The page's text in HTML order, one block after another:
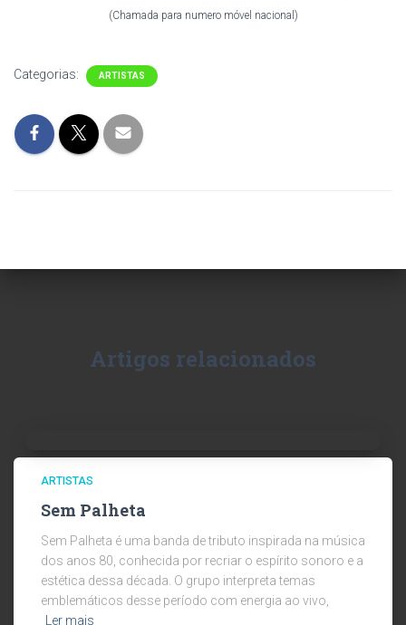
(Chamada para numero móvel nacional)
Categorias: ARTISTAS
Artigos relacionados
ARTISTAS
Sem Palheta
Sem Palheta é uma banda de tributo inspirada na música
dos anos 80, conhecida por recriar o espírito sonoro e a
estética dessa década. O grupo interpreta temas
emblemáticos desse período com energia ao vivo,
Ler mais